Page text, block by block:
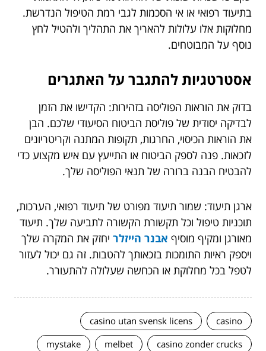
בתיעוד רפואי או אי הסכמות לגבי רמת הטיפול הנדרשת.
מחלוקות אלו עלולות להאריך את התהליך ולהטיל לחץ
נוסף על המבוטחים.
אסטרטגיות להתגבר על האתגרים
בדוק את הוראות הפוליסה בזהירות: הקדישו את הזמן
לבדיקה יסודית של פוליסת הביטוח הסיעודי שלכם. הבן
את הוראות הכיסוי, החרגות, תקופות המתנה וקריטריונים
לזכאות. פנה לספק הביטוח או התייעץ עם איש מקצוע כדי
להבטיח הבנה ברורה של תנאי הפוליסה שלך.
ארגן תיעוד: שמור תיעוד מפורט של תיעוד רפואי, הערכות,
תוכניות טיפול וכל תקשורת הקשורה לתביעה שלך. תיעוד
מאורגן ומקיף מוסיף אבנר הייזלר יחזק את המקרה שלך
ויספק ראיות התומכות בזכאותך להטבות. זה גם יכול לעזור
לטפל בכל מחלוקת או הכחשה שעלולה להתעורר.
casino
casino utan svensk licens
casino zonder crucks
melbet
mystake